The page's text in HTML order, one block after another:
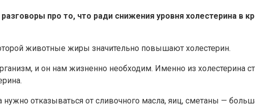
про то, что ради снижения уровня холестерина в
животные жиры значительно повышают холестерин.
и он нам жизненно необходим. Именно из холестерина
отказываться от сливочного масла, яиц, сметаны —